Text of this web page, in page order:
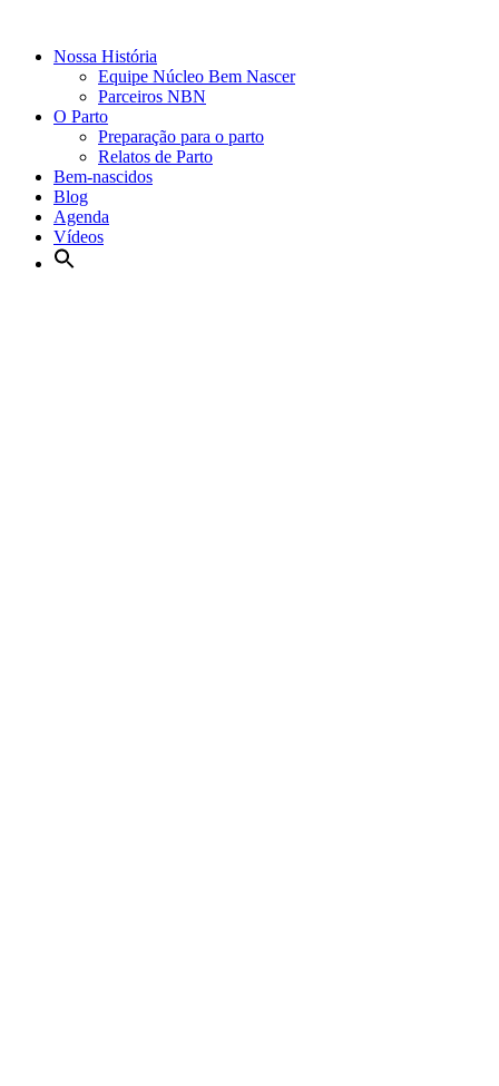
Nossa História
Equipe Núcleo Bem Nascer
Parceiros NBN
O Parto
Preparação para o parto
Relatos de Parto
Bem-nascidos
Blog
Agenda
Vídeos